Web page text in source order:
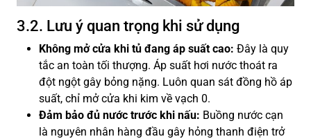
3.2. Lưu ý quan trọng khi sử dụng
Không mở cửa khi tủ đang áp suất cao: Đây là quy
tắc an toàn tối thượng. Áp suất hơi nước thoát ra
đột ngột gây bỏng nặng. Luôn quan sát đồng hồ áp
suất, chỉ mở cửa khi kim về vạch 0.
Đảm bảo đủ nước trước khi nấu: Buồng nước cạn
là nguyên nhân hàng đầu gây hỏng thanh điện trở